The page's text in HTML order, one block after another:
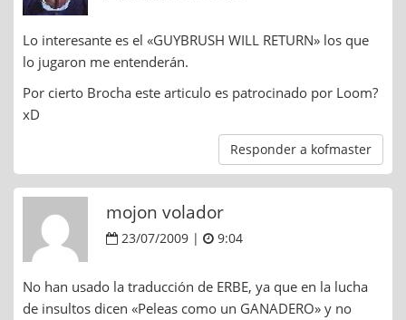
Lo interesante es el «GUYBRUSH WILL RETURN» los que
lo jugaron me entenderán.
Por cierto Brocha este articulo es patrocinado por Loom?
xD
Responder a kofmaster
mojon volador
23/07/2009 | 9:04
No han usado la traducción de ERBE, ya que en la lucha
de insultos dicen «Peleas como un GANADERO» y no